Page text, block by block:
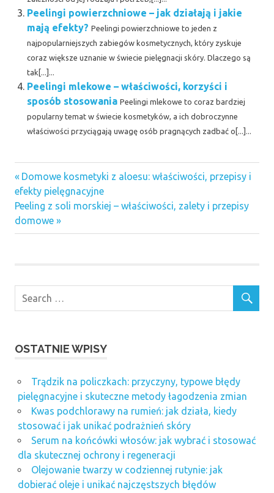
Peelingi powierzchniowe – jak działają i jakie
mają efekty? Peelingi powierzchniowe to jeden z
najpopularniejszych zabiegów kosmetycznych, który zyskuje
coraz większe uznanie w świecie pielęgnacji skóry. Dlaczego są
tak[...]...
Peelingi mlekowe – właściwości, korzyści i
sposób stosowania Peelingi mlekowe to coraz bardziej
popularny temat w świecie kosmetyków, a ich dobroczynne
właściwości przyciągają uwagę osób pragnących zadbać o[...]...
Nawigacja
wpisu
Previous
Post:
Domowe kosmetyki z aloesu: właściwości, przepisy i
efekty pielęgnacyjne
Next
Post:
Peeling z soli morskiej – właściwości, zalety i przepisy
domowe
OSTATNIE WPISY
Trądzik na policzkach: przyczyny, typowe błędy
pielęgnacyjne i skuteczne metody łagodzenia zmian
Kwas podchlorawy na rumień: jak działa, kiedy
stosować i jak unikać podrażnień skóry
Serum na końcówki włosów: jak wybrać i stosować
dla skutecznej ochrony i regeneracji
Olejowanie twarzy w codziennej rutynie: jak
dobierać oleje i unikać najczęstszych błędów